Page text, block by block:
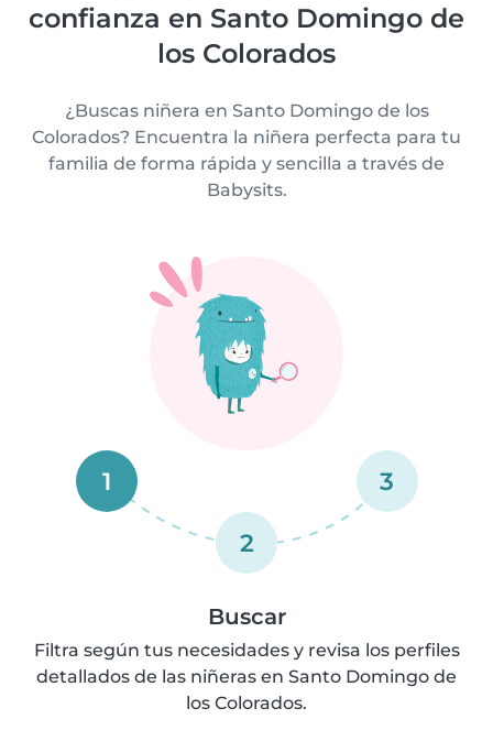
confianza en Santo Domingo de
los Colorados
¿Buscas niñera en Santo Domingo de los
Colorados? Encuentra la niñera perfecta para tu
familia de forma rápida y sencilla a través de
Babysits.
1
2
3
Buscar
Filtra según tus necesidades y revisa los perfiles
detallados de las niñeras en Santo Domingo de
los Colorados.